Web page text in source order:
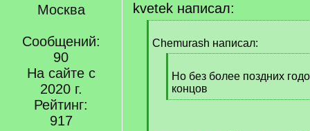
Москва
Сообщений:
90
На сайте с
2020 г.
Рейтинг:
917
kvetek написал:
q
Chemurash написал:
q
]
Но без более поздних
концов
[